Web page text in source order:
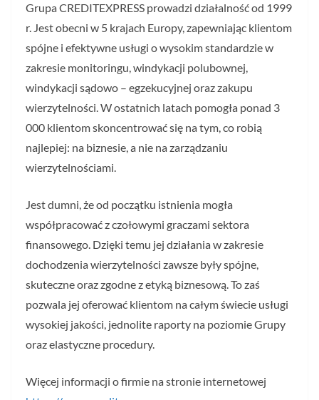
Grupa CREDITEXPRESS prowadzi działalność od 1999
r. Jest obecni w 5 krajach Europy, zapewniając klientom
spójne i efektywne usługi o wysokim standardzie w
zakresie monitoringu, windykacji polubownej,
windykacji sądowo – egzekucyjnej oraz zakupu
wierzytelności. W ostatnich latach pomogła ponad 3
000 klientom skoncentrować się na tym, co robią
najlepiej: na biznesie, a nie na zarządzaniu
wierzytelnościami.
Jest dumni, że od początku istnienia mogła
współpracować z czołowymi graczami sektora
finansowego. Dzięki temu jej działania w zakresie
dochodzenia wierzytelności zawsze były spójne,
skuteczne oraz zgodne z etyką biznesową. To zaś
pozwala jej oferować klientom na całym świecie usługi
wysokiej jakości, jednolite raporty na poziomie Grupy
oraz elastyczne procedury.
Więcej informacji o firmie na stronie internetowej